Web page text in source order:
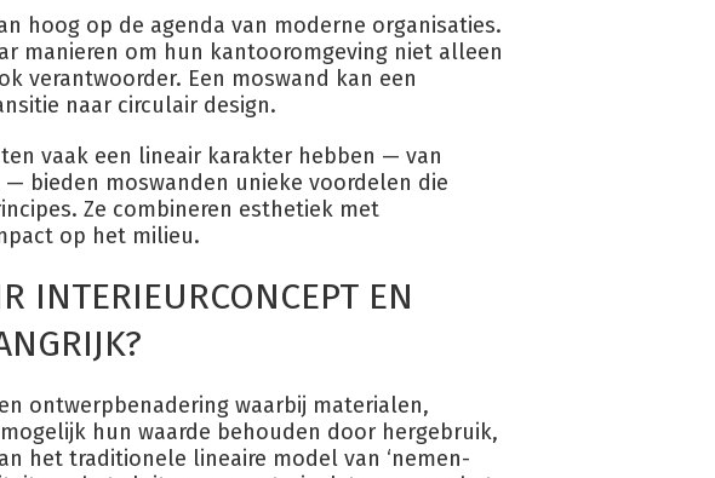
hoog op de agenda van moderne organisaties.
manieren om hun kantooromgeving niet alleen
verantwoorder. Een moswand kan een
naar circulair design.
vaak een lineair karakter hebben — van
bieden moswanden unieke voordelen die
Ze combineren esthetiek met
op het milieu.
INTERIEURCONCEPT EN
ontwerpbenadering waarbij materialen,
hun waarde behouden door hergebruik,
het traditionele lineaire model van ‘nemen-